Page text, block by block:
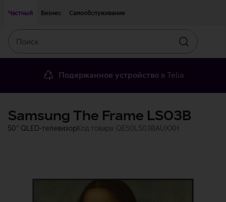
Частный
Бизнес Самообслуживание
Искать
Подержанное устройство в Telia
Samsung The Frame LS03B
50'' QLED-телевизорКод товара: QE50LS03BAUXXH